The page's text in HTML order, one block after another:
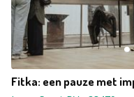
Fitka: een pauze met